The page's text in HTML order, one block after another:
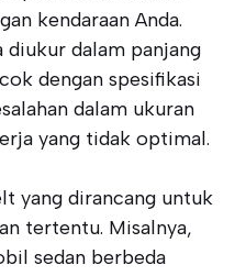
kendaraan Anda.
diukur dalam panjang
dengan spesifikasi
dalam ukuran
yang tidak optimal.
yang dirancang untuk
tertentu. Misalnya,
sedan berbeda